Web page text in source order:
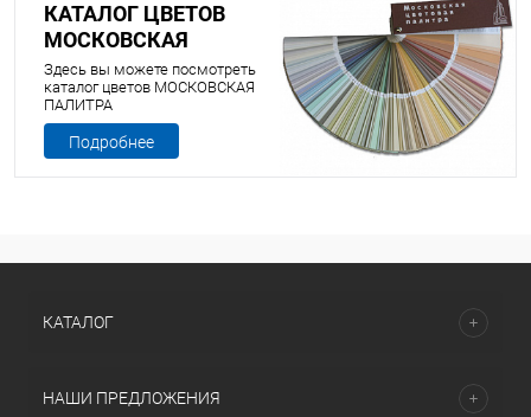
КАТАЛОГ ЦВЕТОВ
МОСКОВСКАЯ
ПАЛИТРА
Здесь вы можете посмотреть
каталог цветов МОСКОВСКАЯ
ПАЛИТРА
Подробнее
КАТАЛОГ
НАШИ ПРЕДЛОЖЕНИЯ